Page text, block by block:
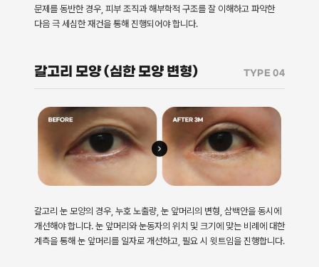
문제를 동반한 경우, 피부 조직과 해부학적 구조를 잘 이해하고 파악한
다음 극 세심한 재건을 통해 진행되어야 합니다.
갈고리 모양 (심한 모양 변형) TYPE 04
갈고리 눈 모양의 경우, 누호 노출량, 눈 앞머리의 변형, 삼백안을 동시에
개선해야 합니다. 눈 앞머리와 눈동자의 위치 및 크기에 맞는 비례에 대한
계측을 통해 눈 앞머리를 일자로 개선하고, 필요 시 윗트임을 진행합니다.